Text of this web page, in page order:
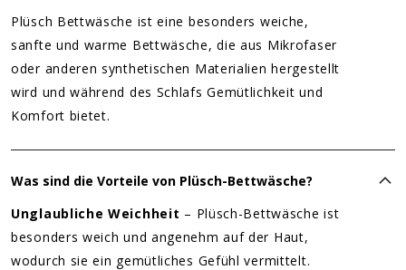
Plüsch Bettwäsche ist eine besonders weiche,
sanfte und warme Bettwäsche, die aus Mikrofaser
oder anderen synthetischen Materialien hergestellt
wird und während des Schlafs Gemütlichkeit und
Komfort bietet.
Was sind die Vorteile von Plüsch-Bettwäsche?
Unglaubliche Weichheit – Plüsch-Bettwäsche ist
besonders weich und angenehm auf der Haut,
wodurch sie ein gemütliches Gefühl vermittelt.